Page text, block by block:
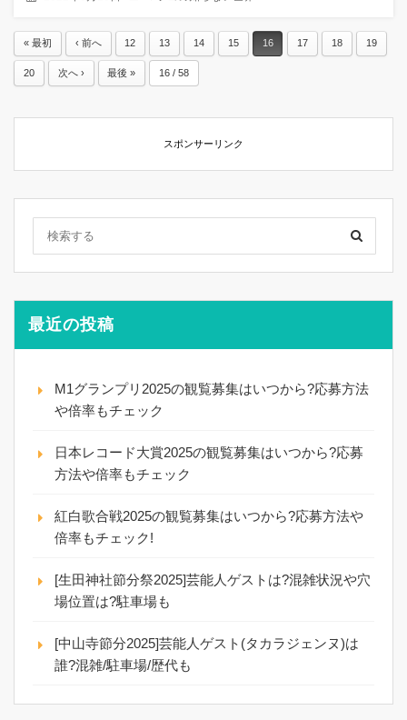
« 最初 ‹ 前へ 12 13 14 15 16 17 18 19
20 次へ › 最後 » 16 / 58
スポンサーリンク
最近の投稿
M1グランプリ2025の観覧募集はいつから?応募方法
や倍率もチェック
日本レコード大賞2025の観覧募集はいつから?応募
方法や倍率もチェック
紅白歌合戦2025の観覧募集はいつから?応募方法や
倍率もチェック!
[生田神社節分祭2025]芸能人ゲストは?混雑状況や穴
場位置は?駐車場も
[中山寺節分2025]芸能人ゲスト(タカラジェンヌ)は
誰?混雑/駐車場/歴代も